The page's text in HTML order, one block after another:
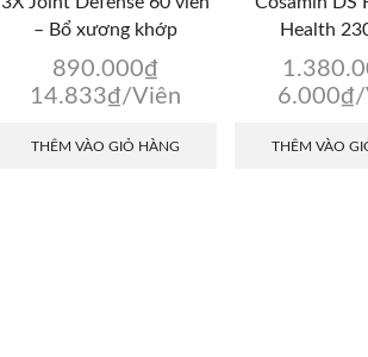
– Bổ xương khớp
890.000₫
14.833₫/Viên
THÊM VÀO GIỎ HÀNG
Health
6.000₫/
THÊM VÀO